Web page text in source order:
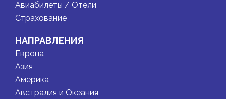
Авиабилеты / Отели
Страхование
НАПРАВЛЕНИЯ
Европа
Азия
Америка
Австралия и Океания